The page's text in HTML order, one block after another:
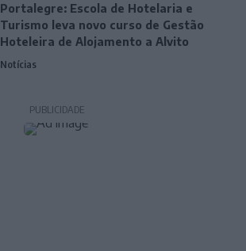
Portalegre: Escola de Hotelaria e
Turismo leva novo curso de Gestão
Hoteleira de Alojamento a Alvito
Notícias
PUBLICIDADE